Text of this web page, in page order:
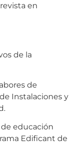
en
de la
de
Instalaciones y
educación
Edificant de